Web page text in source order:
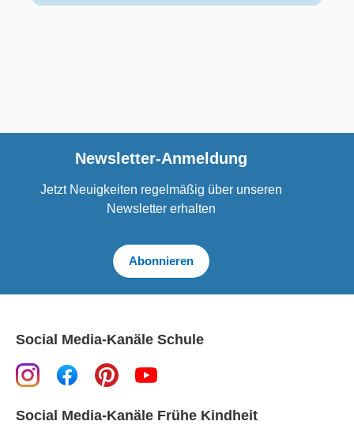
Newsletter-Anmeldung
Jetzt Neuigkeiten regelmäßig über unseren
Newsletter erhalten
Abonnieren
Social Media-Kanäle Schule
Social Media-Kanäle Frühe Kindheit